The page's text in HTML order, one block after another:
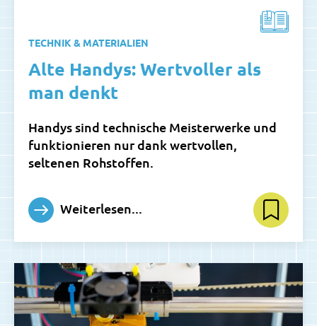
TECHNIK & MATERIALIEN
Alte Handys: Wertvoller als
man denkt
Handys sind technische Meisterwerke und
funktionieren nur dank wertvollen,
seltenen Rohstoffen.
Weiterlesen...